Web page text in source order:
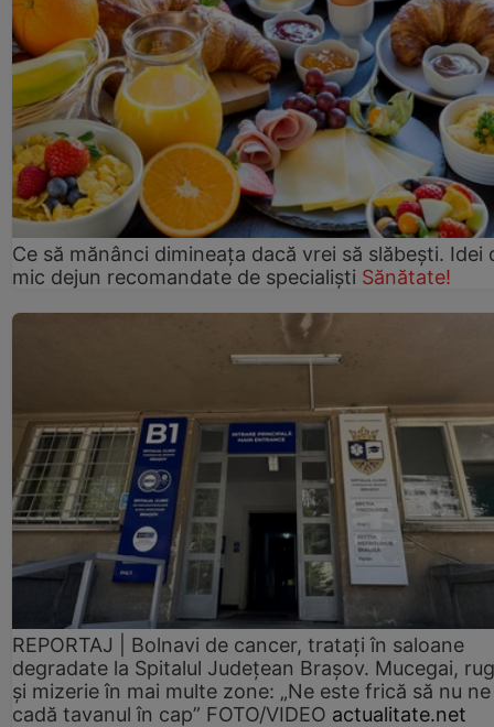
Ce să mănânci dimineața dacă vrei să slăbești. Idei
mic dejun recomandate de specialiști Sănătate!
REPORTAJ | Bolnavi de cancer, tratați în saloane
degradate la Spitalul Județean Brașov. Mucegai,
și mizerie în mai multe zone: „Ne este frică să nu ne
cadă tavanul în cap” FOTO/VIDEO actualitate.net